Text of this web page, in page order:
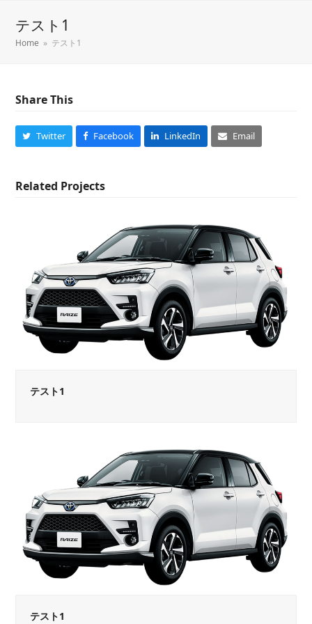
テスト1
Home » テスト1
Share This
Twitter Facebook LinkedIn Email
Related Projects
テスト1
テスト1